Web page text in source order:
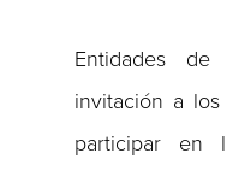
Entidades de
invitación a
participar en